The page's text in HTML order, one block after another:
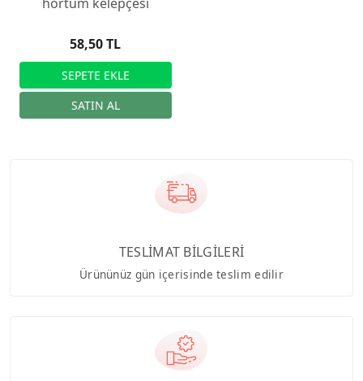
58,50 TL
TESLİMAT BİLGİLERİ
Ürününüz gün içerisinde teslim edilir